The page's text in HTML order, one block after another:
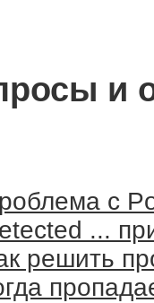
и
с
...
решить